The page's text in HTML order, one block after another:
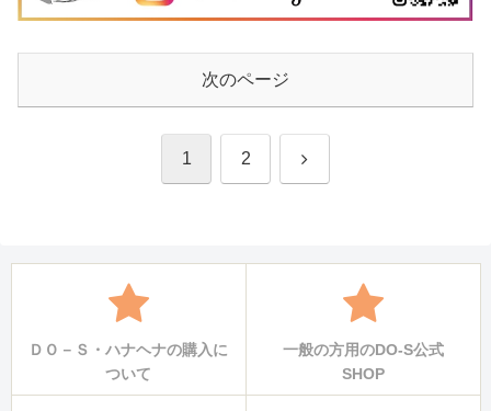
次のページ
1 2 次
ＤＯ－Ｓ・ハナヘナの購入に
ついて
一般の方用のDO-S公式
SHOP